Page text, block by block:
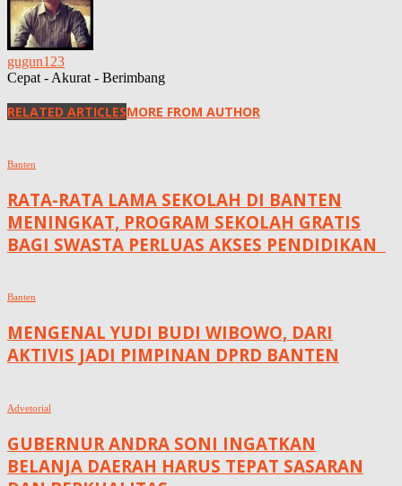
gugun123
Cepat - Akurat - Berimbang
RELATED ARTICLESMORE FROM AUTHOR
Banten
RATA-RATA LAMA SEKOLAH DI BANTEN
MENINGKAT, ‎PROGRAM SEKOLAH GRATIS
BAGI SWASTA PERLUAS AKSES PENDIDIKAN ‎ ‎
Banten
MENGENAL YUDI BUDI WIBOWO, DARI
AKTIVIS JADI PIMPINAN DPRD BANTEN
Advetorial
GUBERNUR ANDRA SONI INGATKAN
BELANJA DAERAH HARUS TEPAT SASARAN